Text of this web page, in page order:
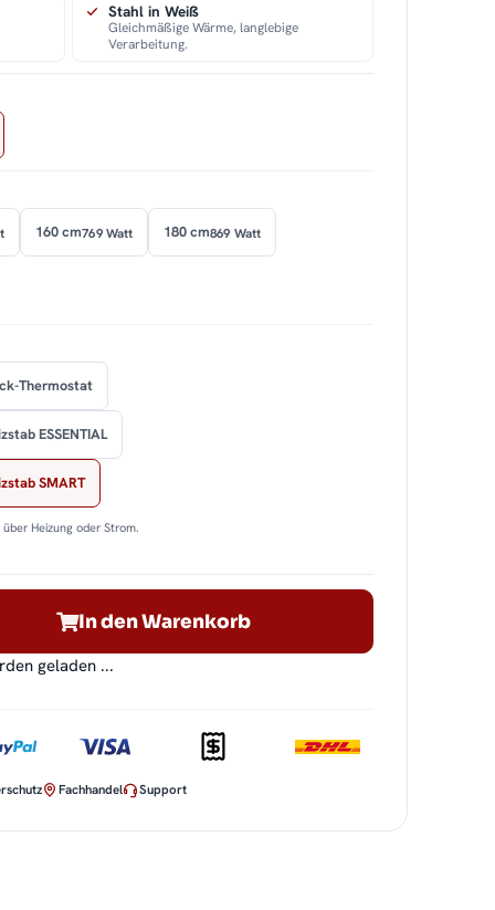
Stahl in Weiß
Gleichmäßige Wärme, langlebige
Verarbeitung.
160 cm769 Watt 180 cm869 Watt
Thermostat
ESSENTIAL
SMART
Heizung oder Strom.
In den Warenkorb
geladen ...
Fachhandel Support